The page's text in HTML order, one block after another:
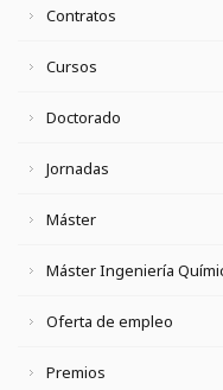
Contratos
Cursos
Doctorado
Jornadas
Máster
Máster Ingeniería
Oferta de empleo
Premios